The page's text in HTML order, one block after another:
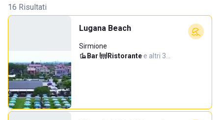
16 Risultati
Lugana Beach
Sirmione
Bar· Ristorante·e altri 3…